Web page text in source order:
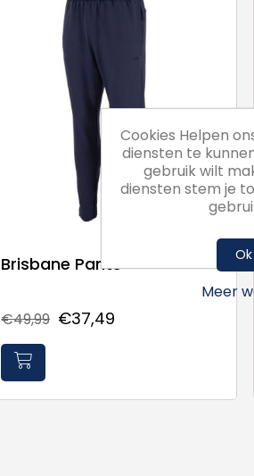
Brisbane Pants
€49,99 €37,49
Cookies Helpen
diensten te
gebruik wilt
diensten stem je
Ok
Meer